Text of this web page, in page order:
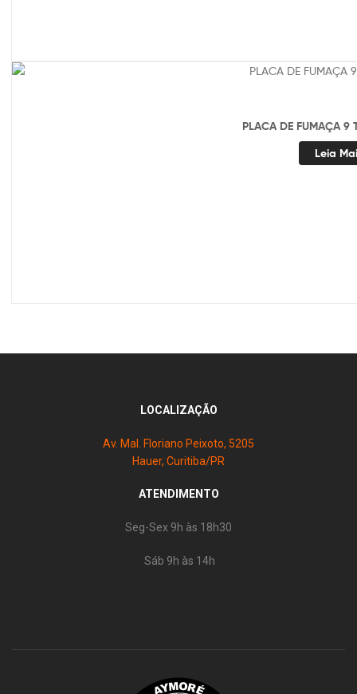
PLACA DE FUMAÇA 9
Leia
LOCALIZAÇÃO
Av. Mal. Floriano Peixoto, 5205
Hauer, Curitiba/PR
ATENDIMENTO
Seg-Sex 9h às 18h30
Sáb 9h às 14h